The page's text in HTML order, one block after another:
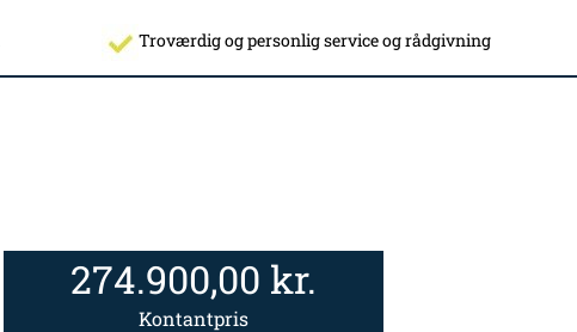
Troværdig og personlig service og rådgivning
274.900,00 kr.
Kontantpris